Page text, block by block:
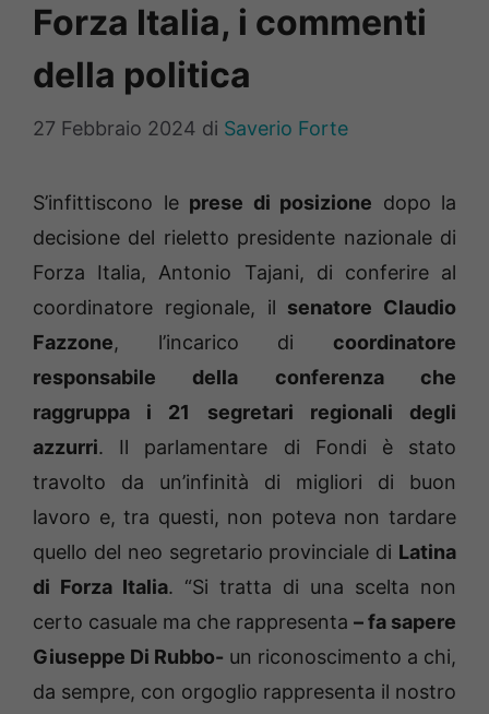
Forza Italia, i commenti
della politica
27 Febbraio 2024 di Saverio Forte
S’infittiscono le prese di posizione dopo la
decisione del rieletto presidente nazionale di
Forza Italia, Antonio Tajani, di conferire al
coordinatore regionale, il senatore Claudio
Fazzone, l’incarico di coordinatore
responsabile della conferenza che
raggruppa i 21 segretari regionali degli
azzurri. Il parlamentare di Fondi è stato
travolto da un’infinità di migliori di buon
lavoro e, tra questi, non poteva non tardare
quello del neo segretario provinciale di Latina
di Forza Italia. “Si tratta di una scelta non
certo casuale ma che rappresenta – fa sapere
Giuseppe Di Rubbo- un riconoscimento a chi,
da sempre, con orgoglio rappresenta il nostro